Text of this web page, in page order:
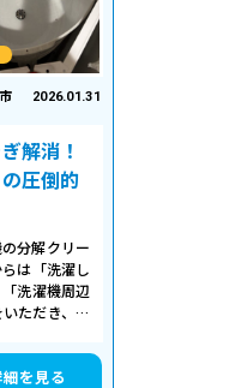
2026.01.31
解消！
圧倒的
分解クリー
は「洗濯し
洗濯機周辺
ただき、内
を見る